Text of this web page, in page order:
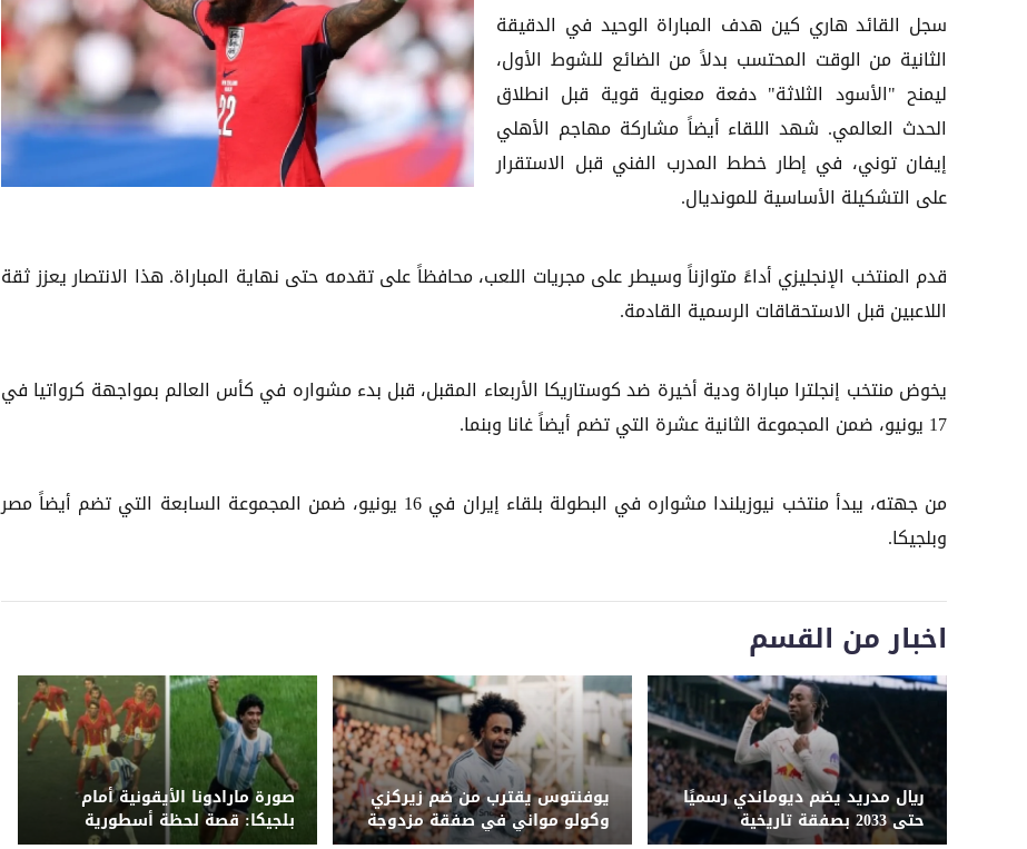
سجل القائد هاري كين هدف المباراة الوحيد في الدقيقة
الثانية من الوقت المحتسب بدلاً من الضائع للشوط الأول،
ليمنح "الأسود الثلاثة" دفعة معنوية قوية قبل انطلاق
الحدث العالمي. شهد اللقاء أيضاً مشاركة مهاجم الأهلي
إيفان توني، في إطار خطط المدرب الفني قبل الاستقرار
على التشكيلة الأساسية للمونديال.
قدم المنتخب الإنجليزي أداءً متوازناً وسيطر على مجريات اللعب، محافظاً على تقدمه حتى نهاية المباراة. هذا الانتصار يعزز ثقة
اللاعبين قبل الاستحقاقات الرسمية القادمة.
يخوض منتخب إنجلترا مباراة ودية أخيرة ضد كوستاريكا الأربعاء المقبل، قبل بدء مشواره في كأس العالم بمواجهة كرواتيا في
17 يونيو، ضمن المجموعة الثانية عشرة التي تضم أيضاً غانا وبنما.
من جهته، يبدأ منتخب نيوزيلندا مشواره في البطولة بلقاء إيران في 16 يونيو، ضمن المجموعة السابعة التي تضم أيضاً مصر
وبلجيكا.
اخبار من القسم
ريال مدريد يضم ديوماندي رسميًا
حتى 2033 بصفقة تاريخية
يوفنتوس يقترب من ضم زيركزي
وكولو مواني في صفقة مزدوجة
صورة مارادونا الأيقونية أمام
بلجيكا: قصة لحظة أسطورية